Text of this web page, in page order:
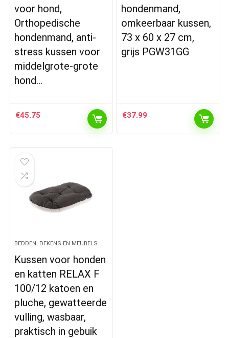
voor hond,
Orthopedische
hondenmand, anti-
stress kussen voor
middelgrote-grote
hond…
€45.75
hondenmand,
omkeerbaar kussen,
73 x 60 x 27 cm,
grijs PGW31GG
€37.99
BEDDEN, DEKENS EN MEUBELS
Kussen voor honden
en katten RELAX F
100/12 katoen en
pluche, gewatteerde
vulling, wasbaar,
praktisch in gebuik